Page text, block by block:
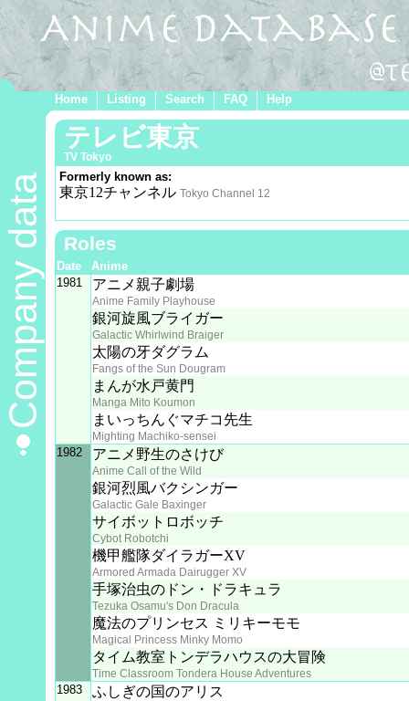
Home Listing Search FAQ Help
Company data
テレビ東京
TV Tokyo
Formerly known as:
東京12チャンネル Tokyo Channel 12
Roles
Date
Anime
1981
アニメ親子劇場
Anime Family Playhouse
銀河旋風ブライガー
Galactic Whirlwind Braiger
太陽の牙ダグラム
Fangs of the Sun Dougram
まんが水戸黄門
Manga Mito Koumon
まいっちんぐマチコ先生
Mighting Machiko-sensei
1982 アニメ野生のさけび
Anime Call of the Wild
銀河烈風バクシンガー
Galactic Gale Baxinger
サイボットロボッチ
Cybot Robotchi
機甲艦隊ダイラガーXV
Armored Armada Dairugger XV
手塚治虫のドン・ドラキュラ
Tezuka Osamu's Don Dracula
魔法のプリンセス ミリキーモモ
Magical Princess Minky Momo
タイム教室トンデラハウスの大冒険
Time Classroom Tondera House Adventures
1983 ふしぎの国のアリス